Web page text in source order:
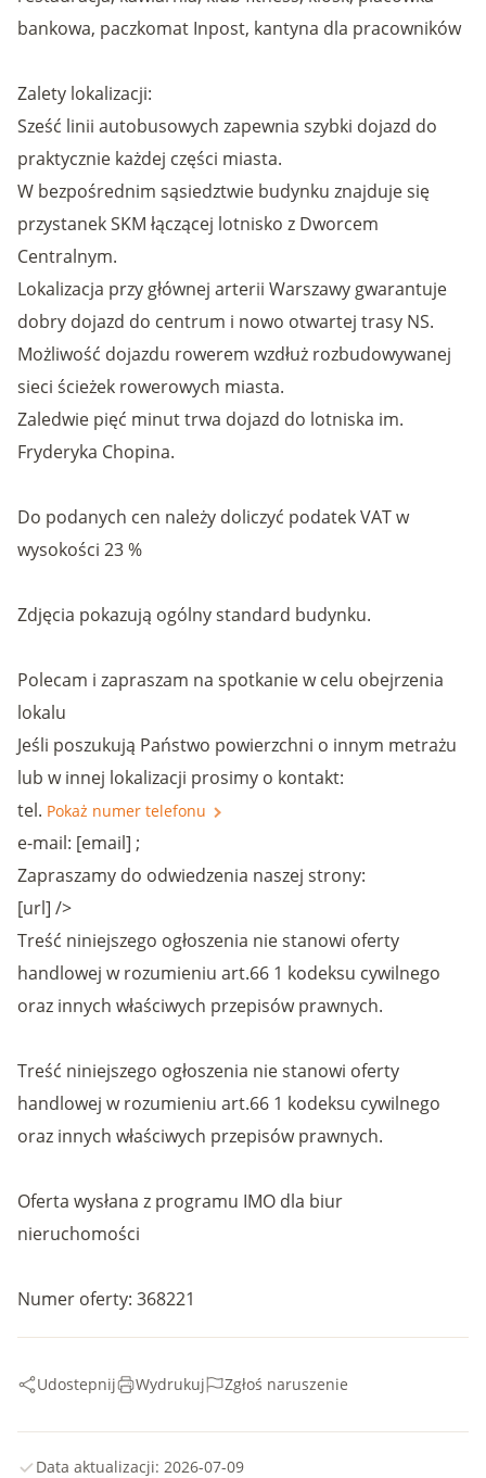
bankowa, paczkomat Inpost, kantyna dla pracowników
Zalety lokalizacji:
Sześć linii autobusowych zapewnia szybki dojazd do
praktycznie każdej części miasta.
W bezpośrednim sąsiedztwie budynku znajduje się
przystanek SKM łączącej lotnisko z Dworcem
Centralnym.
Lokalizacja przy głównej arterii Warszawy gwarantuje
dobry dojazd do centrum i nowo otwartej trasy NS.
Możliwość dojazdu rowerem wzdłuż rozbudowywanej
sieci ścieżek rowerowych miasta.
Zaledwie pięć minut trwa dojazd do lotniska im.
Fryderyka Chopina.
Do podanych cen należy doliczyć podatek VAT w
wysokości 23 %
Zdjęcia pokazują ogólny standard budynku.
Polecam i zapraszam na spotkanie w celu obejrzenia
lokalu
Jeśli poszukują Państwo powierzchni o innym metrażu
lub w innej lokalizacji prosimy o kontakt:
tel. Pokaż numer telefonu
e-mail: [email] ;
Zapraszamy do odwiedzenia naszej strony:
[url] />
Treść niniejszego ogłoszenia nie stanowi oferty
handlowej w rozumieniu art.66 1 kodeksu cywilnego
oraz innych właściwych przepisów prawnych.
Treść niniejszego ogłoszenia nie stanowi oferty
handlowej w rozumieniu art.66 1 kodeksu cywilnego
oraz innych właściwych przepisów prawnych.
Oferta wysłana z programu IMO dla biur
nieruchomości
Numer oferty: 368221
Udostepnij Wydrukuj Zgłoś naruszenie
Data aktualizacji: 2026-07-09